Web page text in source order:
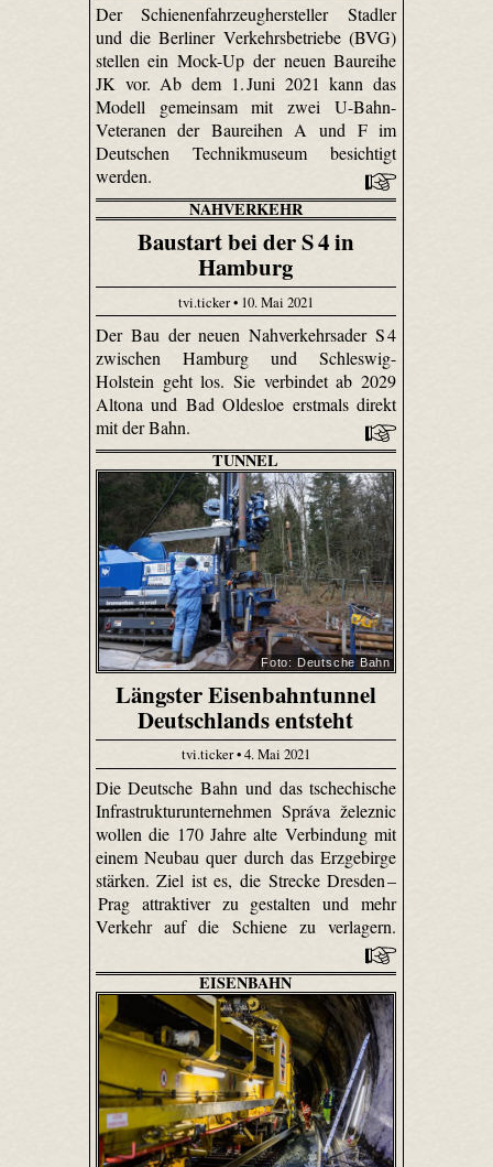
Der Schienenfahrzeughersteller Stadler
und die Berliner Verkehrsbetriebe (BVG)
stellen ein Mock-Up der neuen Baureihe
JK vor. Ab dem 1. Juni 2021 kann das
Modell gemeinsam mit zwei U-Bahn-
Veteranen der Baureihen A und F im
Deutschen Technikmuseum besichtigt
werden.
NAHVERKEHR
Baustart bei der S 4 in
Hamburg
tvi.ticker • 10. Mai 2021
Der Bau der neuen Nahverkehrsader S 4
zwischen Hamburg und Schleswig-
Holstein geht los. Sie verbindet ab 2029
Altona und Bad Oldesloe erstmals direkt
mit der Bahn.
TUNNEL
Foto: Deutsche Bahn
Längster Eisenbahntunnel
Deutschlands entsteht
tvi.ticker • 4. Mai 2021
Die Deutsche Bahn und das tschechische
Infrastrukturunternehmen Správa železnic
wollen die 170 Jahre alte Verbindung mit
einem Neubau quer durch das Erzgebirge
stärken. Ziel ist es, die Strecke Dresden –
Prag attraktiver zu gestalten und mehr
Verkehr auf die Schiene zu verlagern.
EISENBAHN